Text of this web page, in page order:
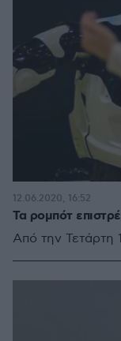
Τα ρομπότ
Από την Τετάρτη
12.06.2020, 16:52